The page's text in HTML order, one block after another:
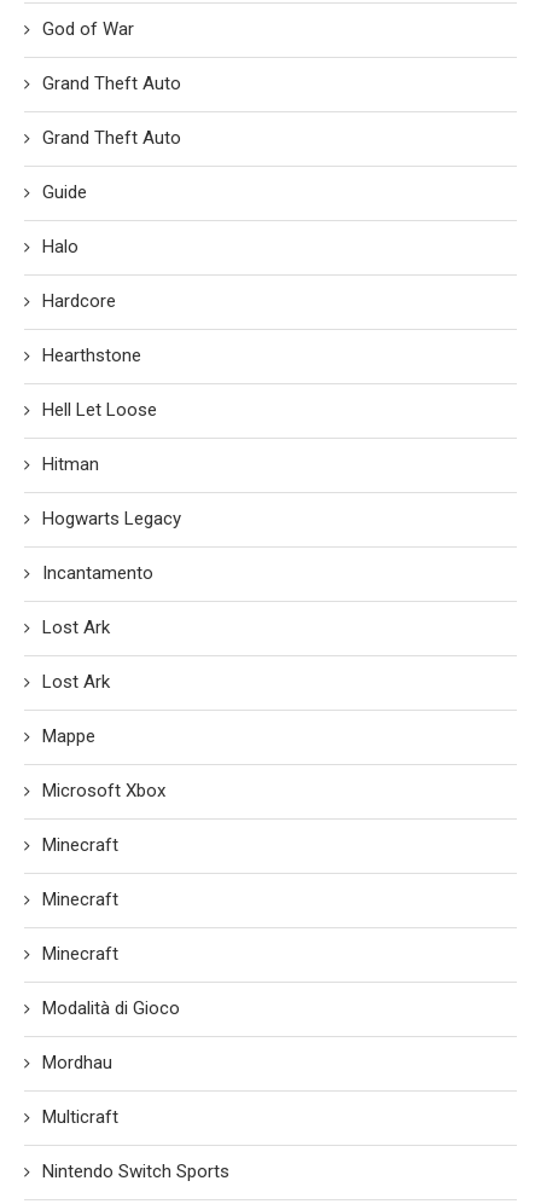
God of War
Grand Theft Auto
Grand Theft Auto
Guide
Halo
Hardcore
Hearthstone
Hell Let Loose
Hitman
Hogwarts Legacy
Incantamento
Lost Ark
Lost Ark
Mappe
Microsoft Xbox
Minecraft
Minecraft
Minecraft
Modalità di Gioco
Mordhau
Multicraft
Nintendo Switch Sports